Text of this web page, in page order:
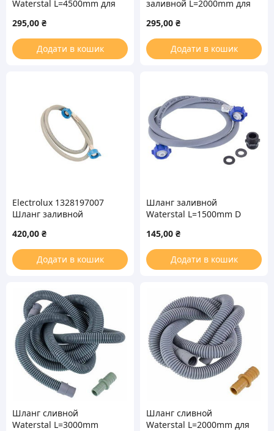
Waterstal L=4500mm для
295,00 ₴
Додати в кошик
заливной L=2000mm для
295,00 ₴
Додати в кошик
Electrolux 1328197007
Шланг заливной
стиральной машины
420,00 ₴
Додати в кошик
Шланг заливной
Waterstal L=1500mm D
для стиральной машины
145,00 ₴
Додати в кошик
Шланг сливной
Waterstal L=3000mm
Шланг сливной
Waterstal L=2000mm для